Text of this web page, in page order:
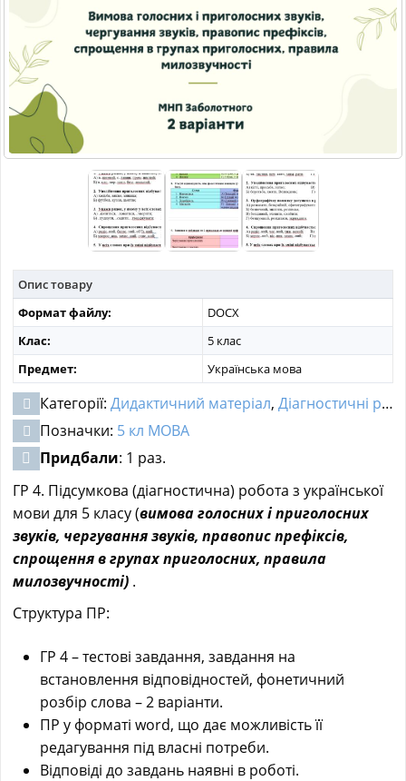
НОВИНИ
Опис товару
Формат файлу:
DOCX
Клас:
5 клас
Предмет:
Українська мова
Категорії: Дидактичний матеріал, Діагностичні роботи
Позначки: 5 кл МОВА
Придбали: 1 раз.
ГР 4. Підсумкова (діагностична) робота з української
мови для 5 класу (вимова голосних і приголосних
звуків, чергування звуків, правопис префіксів,
спрощення в групах приголосних, правила
милозвучності) .
Структура ПР:
ГР 4 – тестові завдання, завдання на
встановлення відповідностей, фонетичний
розбір слова – 2 варіанти.
ПР у форматі word, що дає можливість її
редагування під власні потреби.
Відповіді до завдань наявні в роботі.